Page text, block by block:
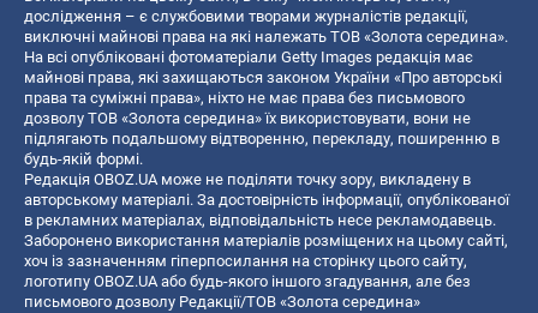
дослідження – є службовими творами журналістів редакції,
виключні майнові права на які належать ТОВ «Золота середина».
На всі опубліковані фотоматеріали Getty Images редакція має
майнові права, які захищаються законом України «Про авторські
права та суміжні права», ніхто не має права без письмового
дозволу ТОВ «Золота середина» їх використовувати, вони не
підлягають подальшому відтворенню, перекладу, поширенню в
будь-якій формі.
Редакція OBOZ.UA може не поділяти точку зору, викладену в
авторському матеріалі. За достовірність інформації, опублікованої
в рекламних матеріалах, відповідальність несе рекламодавець.
Заборонено використання матеріалів розміщених на цьому сайті,
хоч із зазначенням гіперпосилання на сторінку цього сайту,
логотипу OBOZ.UA або будь-якого іншого згадування, але без
письмового дозволу Редакції/ТОВ «Золота середина»